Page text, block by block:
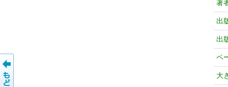
著
出
出
ペ
大